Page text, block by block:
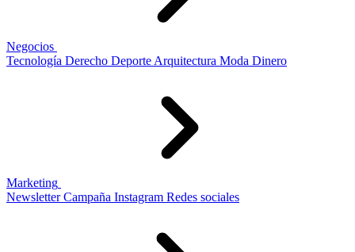
Negocios
Tecnología Derecho Deporte Arquitectura Moda Dinero
Marketing
Newsletter Campaña Instagram Redes sociales